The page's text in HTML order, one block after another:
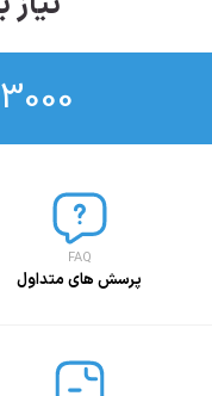
FAQ
پرسش های متداول